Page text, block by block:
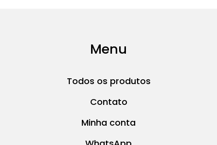
Menu
Todos os produtos
Contato
Minha conta